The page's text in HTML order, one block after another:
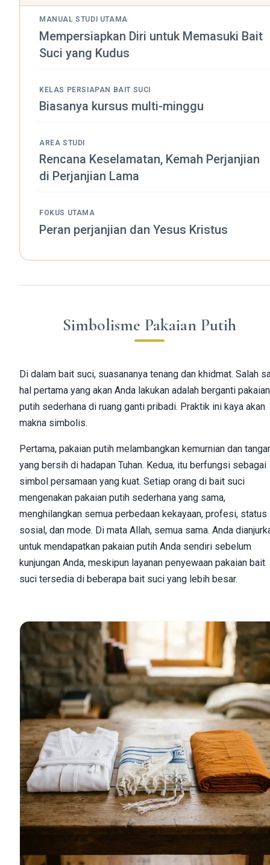
MANUAL STUDI UTAMA
Mempersiapkan Diri untuk Memasuki Bait
Suci yang Kudus
KELAS PERSIAPAN BAIT SUCI
Biasanya kursus multi-minggu
AREA STUDI
Rencana Keselamatan, Kemah Perjanjian
di Perjanjian Lama
FOKUS UTAMA
Peran perjanjian dan Yesus Kristus
Simbolisme Pakaian Putih
Di dalam bait suci, suasananya tenang dan khidmat. Salah
hal pertama yang akan Anda lakukan adalah berganti pakaian
putih sederhana di ruang ganti pribadi. Praktik ini kaya akan
makna simbolis.
Pertama, pakaian putih melambangkan kemurnian dan
yang bersih di hadapan Tuhan. Kedua, itu berfungsi sebagai
simbol persamaan yang kuat. Setiap orang di bait suci
mengenakan pakaian putih sederhana yang sama,
menghilangkan semua perbedaan kekayaan, profesi, status
sosial, dan mode. Di mata Allah, semua sama. Anda
untuk mendapatkan pakaian putih Anda sendiri sebelum
kunjungan Anda, meskipun layanan penyewaan pakaian bait
suci tersedia di beberapa bait suci yang lebih besar.